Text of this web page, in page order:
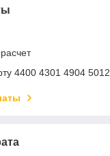
4400 4301 4904 5012